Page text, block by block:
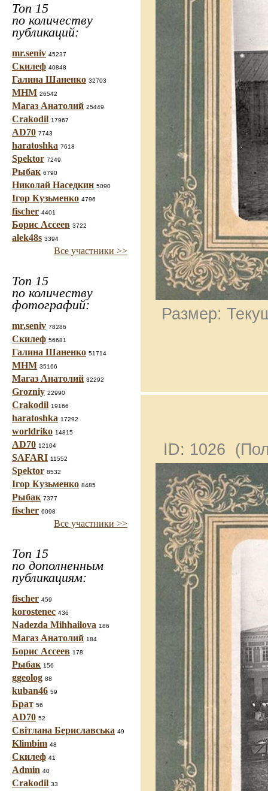
Топ 15
по количеству
публикаций:
mr.seniv 45237
Скилеф 40848
Галина Шаненко 32703
МНМ 26542
Магаз Анатолий 25449
Crakodil 17967
AD70 7743
haratoshka 7618
Spektor 7249
Рыбак 6790
Николай Наседкин 5090
Ігор Кузьменко 4796
fischer 4401
Борис Ассеев 3722
alek48s 3394
Все участники >>
Топ 15
по количеству
фотографий:
mr.seniv 78286
Скилеф 56681
Галина Шаненко 51714
МНМ 35166
Магаз Анатолий 32292
Grozniy 22990
Crakodil 19166
haratoshka 17292
worldriko 14815
AD70 12104
SAFARI 11552
Spektor 8532
Ігор Кузьменко 8485
Рыбак 7377
fischer 6098
Все участники >>
Топ 15
по дополненным
публикациям:
fischer 459
korostenec 436
Nadezda Mihhailova 186
Магаз Анатолий 184
Борис Ассеев 178
Рыбак 156
ggeolog 88
kuban46 59
Брат 56
AD70 52
Світлана Бериславська 49
Klimbim 48
Скилеф 41
Admin 40
Crakodil 33
Размер:
ID: 1026